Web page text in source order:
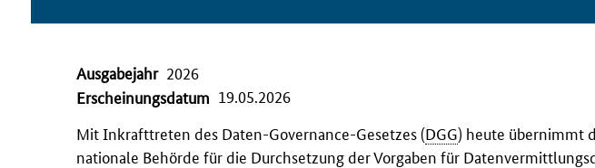
Ausgabejahr 2026
Erscheinungsdatum 19.05.2026
Mit Inkrafttreten des Daten-Governance-Gesetzes (DGG) heute übernimmt
nationale Behörde für die Durchsetzung der Vorgaben für